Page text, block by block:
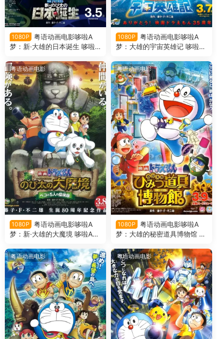
1080P
粤语动画电影哆啦A
梦：新·大雄的日本诞生 哆啦A
生粤语版
1080P
粤语动画电影哆啦A
梦：大雄的宇宙英雄记 哆啦A
粤语版
粤语动画电影
1080P
粤语动画电影哆啦A
梦：新·大雄的大魔境 哆啦A梦
语版
粤语动画电影
1080P
粤语动画电影哆啦A
梦：大雄的秘密道具博物馆 哆
具博物馆粤语版
粤语动画电影 粤语动画电影